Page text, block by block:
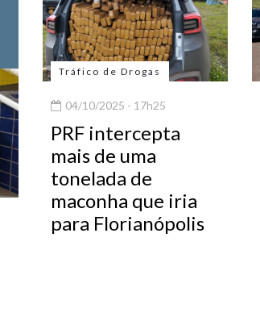
Tráfico de Drogas
04/10/2025 - 17h25
PRF intercepta
mais de uma
tonelada de
maconha que iria
para Florianópolis